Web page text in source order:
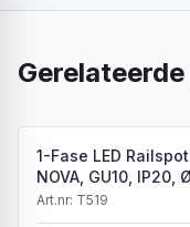
1-Fase LED Railspot
NOVA, GU10, IP20,
x 85 mm, Antiek
Art.nr: T519